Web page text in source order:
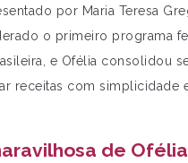
por Maria Teresa
o primeiro programa
e Ofélia consolidou
receitas com simplicidade
de Ofélia